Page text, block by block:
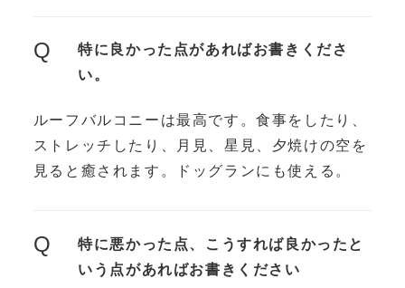
Q
特に良かった点があればお書きくださ
い。
ルーフバルコニーは最高です。食事をしたり、
ストレッチしたり、月見、星見、夕焼けの空を
見ると癒されます。ドッグランにも使える。
Q
特に悪かった点、こうすれば良かったと
いう点があればお書きください